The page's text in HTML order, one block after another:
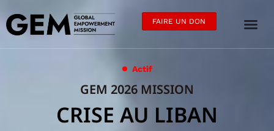
FAIRE UN DON
Actif
GEM 2026 MISSION
CRISE AU LIBAN